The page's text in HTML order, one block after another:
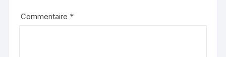
Commentaire *